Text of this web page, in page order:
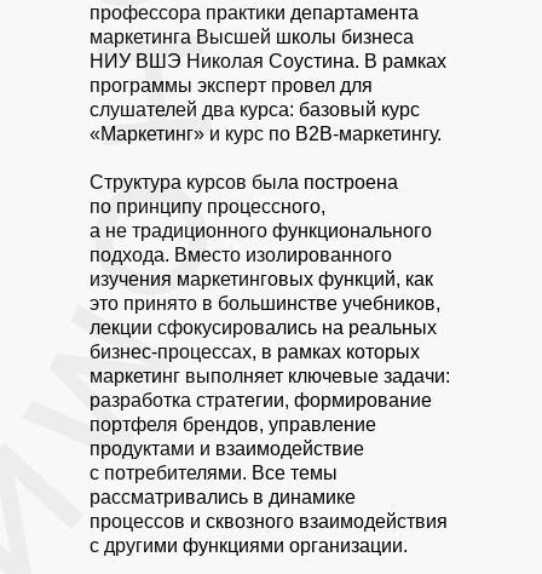
профессора практики департамента
маркетинга Высшей школы бизнеса
НИУ ВШЭ Николая Соустина. В рамках
программы эксперт провел для
слушателей два курса: базовый курс
«Маркетинг» и курс по B2B-маркетингу.
Структура курсов была построена
по принципу процессного,
а не традиционного функционального
подхода. Вместо изолированного
изучения маркетинговых функций, как
это принято в большинстве учебников,
лекции сфокусировались на реальных
бизнес-процессах, в рамках которых
маркетинг выполняет ключевые задачи:
разработка стратегии, формирование
портфеля брендов, управление
продуктами и взаимодействие
с потребителями. Все темы
рассматривались в динамике
процессов и сквозного взаимодействия
с другими функциями организации.